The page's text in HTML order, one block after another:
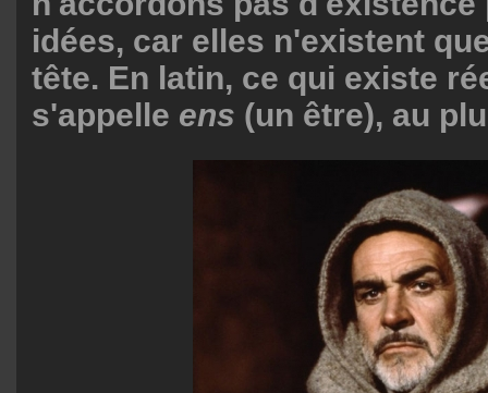
idées, car elles n'existent
tête. En latin, ce qui existe
s'appelle ens (un être), au